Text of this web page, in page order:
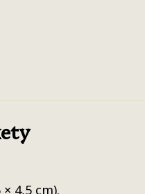
4,5 cm).